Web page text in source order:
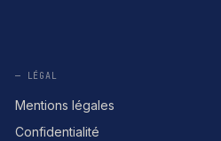
— LÉGAL
Mentions légales
Confidentialité